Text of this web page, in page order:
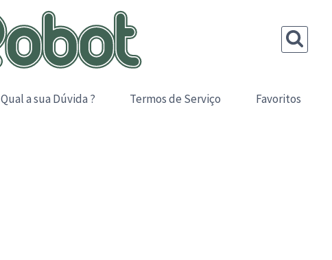
Qual a sua Dúvida ? Termos de Serviço Favoritos